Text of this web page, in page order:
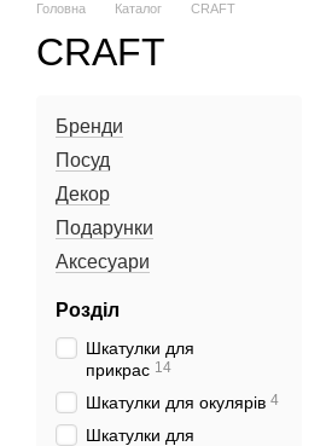
Головна Каталог CRAFT
CRAFT
Бренди
Посуд
Декор
Подарунки
Аксесуари
Розділ
Шкатулки для
прикрас 14
Шкатулки для окулярів 4
Шкатулки для